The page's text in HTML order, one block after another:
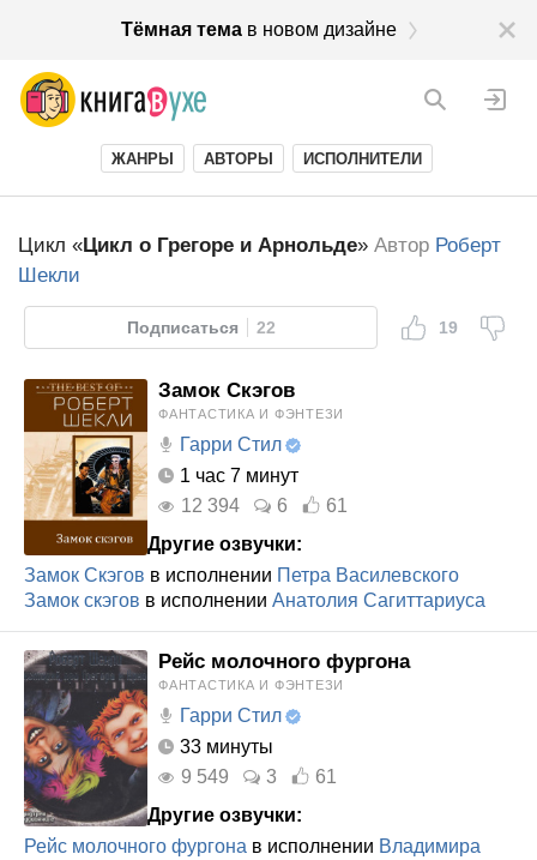
Тёмная темав новом дизайне
ЖАНРЫ АВТОРЫ ИСПОЛНИТЕЛИ
Цикл «Цикл о Грегоре и Арнольде» Автор Роберт
Шекли
Подписаться 22 19
Замок Скэгов
ФАНТАСТИКА И ФЭНТЕЗИ
Гарри Стил
1 час 7 минут
12 394
6
61
Другие озвучки:
Замок Скэгов в исполнении Петра Василевского
Замок скэгов в исполнении Анатолия Сагиттариуса
Рейс молочного фургона
ФАНТАСТИКА И ФЭНТЕЗИ
Гарри Стил
33 минуты
9 549
3
61
Другие озвучки:
Рейс молочного фургона в исполнении Владимира